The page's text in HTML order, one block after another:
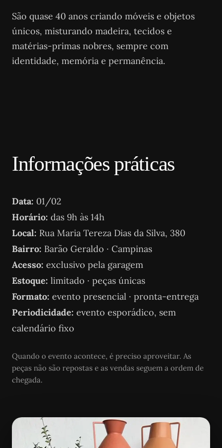
São quase 40 anos criando móveis e objetos
únicos, misturando madeira, tecidos e
matérias-primas nobres, sempre com
identidade, memória e permanência.
Informações práticas
Data: 01/02
Horário: das 9h às 14h
Local: Rua Maria Tereza Dias da Silva, 380
Bairro: Barão Geraldo · Campinas
Acesso: exclusivo pela garagem
Estoque: limitado · peças únicas
Formato: evento presencial · pronta-entrega
Periodicidade: evento esporádico, sem
calendário fixo
Quando o evento acontece, é preciso aproveitar. As
peças não são repostas e as vendas seguem a ordem de
chegada.